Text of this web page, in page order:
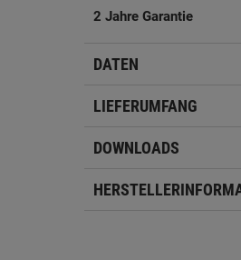
2 Jahre Garantie
DATEN
LIEFERUMFANG
DOWNLOADS